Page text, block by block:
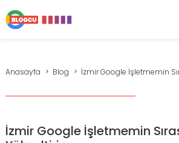
Anasayfa Blog İzmir Google İşletmemin
İzmir Google İşletmemin